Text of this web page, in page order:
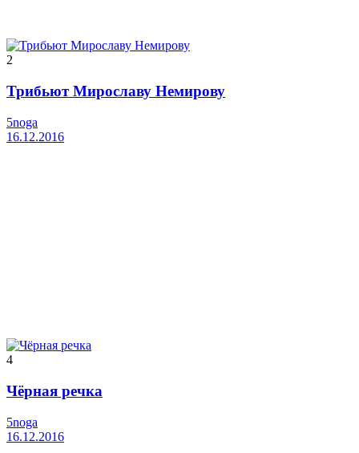
2
Трибьют Мирославу Немирову
5noga
16.12.2016
4
Чёрная речка
5noga
16.12.2016